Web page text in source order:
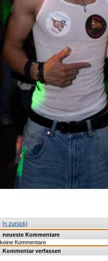
[« zurück]
neueste Kommentare
keine Kommentare
Kommentar verfassen